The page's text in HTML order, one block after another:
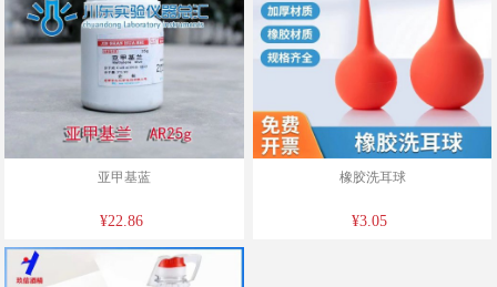
亚甲基蓝
¥22.86
橡胶洗耳球
¥3.05